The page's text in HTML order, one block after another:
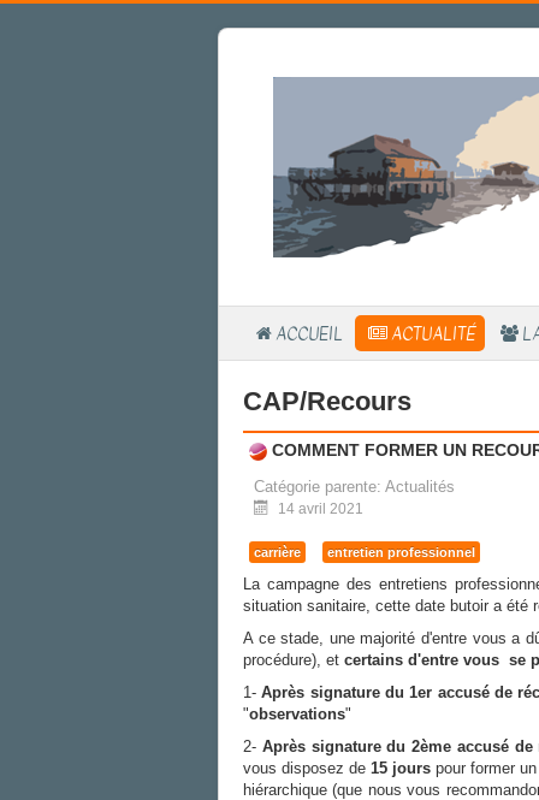
ACCUEIL ACTUALITÉ
CAP/Recours
COMMENT FORMER UN
Catégorie parente: Actualités
14 avril 2021
carrière entretien professionnel
La campagne des entretiens
situation sanitaire, cette date butoir a été
A ce stade, une majorité d'entre vous a
procédure), et certains d'entre vous se
1-Après signature du 1er accusé de
"observations"
2- Après signature du 2ème accusé
vous disposez de 15 jours pour former
hiérarchique (que nous vous